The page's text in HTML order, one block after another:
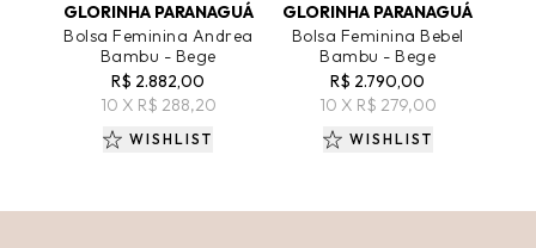
GLORINHA PARANAGUÁ
Bolsa Feminina Andrea
Bambu - Bege
R$ 2.882,00
10 X R$ 288,20
WISHLIST
GLORINHA PARANAGUÁ
Bolsa Feminina Bebel
Bambu - Bege
R$ 2.790,00
10 X R$ 279,00
WISHLIST